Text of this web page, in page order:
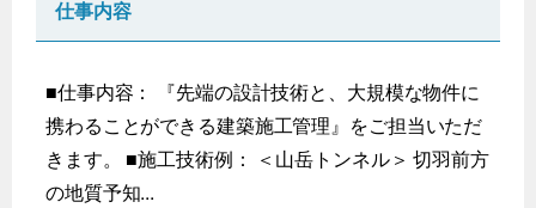
仕事内容
■仕事内容： 『先端の設計技術と、大規模な物件に
携わることができる建築施工管理』をご担当いただ
きます。 ■施工技術例： ＜山岳トンネル＞ 切羽前方
の地質予知...